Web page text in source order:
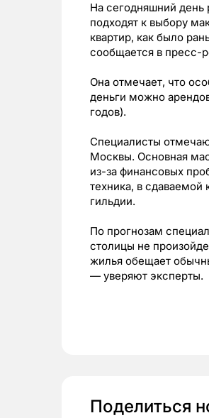
На сегодняшний
подходят к выбору
квартир, как было
сообщается в пресс-
Она отмечает, что
деньги можно
годов).
Специалисты
Москвы. Основная
из-за финансовых
техника, в
гильдии.
По прогнозам
столицы не
жилья обещает
— уверяют эксперты.
Поделиться